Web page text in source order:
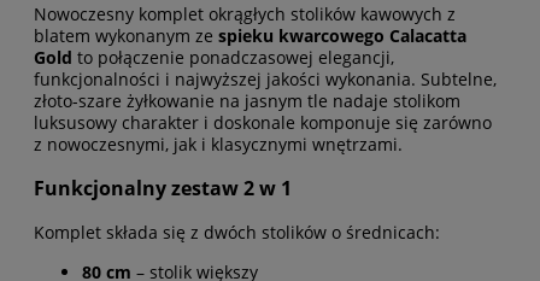
Nowoczesny komplet okrągłych stolików kawowych z
blatem wykonanym ze spieku kwarcowego Calacatta
Gold to połączenie ponadczasowej elegancji,
funkcjonalności i najwyższej jakości wykonania. Subtelne,
złoto-szare żyłkowanie na jasnym tle nadaje stolikom
luksusowy charakter i doskonale komponuje się zarówno
z nowoczesnymi, jak i klasycznymi wnętrzami.
Funkcjonalny zestaw 2 w 1
Komplet składa się z dwóch stolików o średnicach:
80 cm – stolik większy